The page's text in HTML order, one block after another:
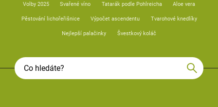
Volby 2025 Svařené víno Tatarák podle Pohlreicha Aloe vera
Pěstování lichořeřišnice Výpočet ascendentu Tvarohové knedlíky
Nejlepší palačinky Švestkový koláč